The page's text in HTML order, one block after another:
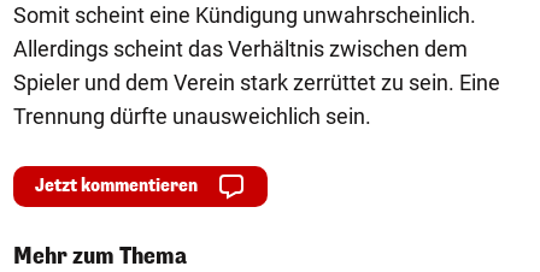
Somit scheint eine Kündigung unwahrscheinlich.
Allerdings scheint das Verhältnis zwischen dem
Spieler und dem Verein stark zerrüttet zu sein. Eine
Trennung dürfte unausweichlich sein.
Jetzt kommentieren
Mehr zum Thema